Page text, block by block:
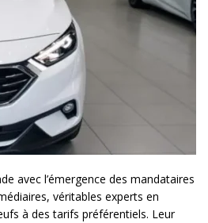
avec l’émergence des mandataires
véritables experts en
à des tarifs préférentiels. Leur